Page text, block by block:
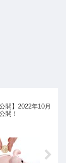
開】2022年10月
開！